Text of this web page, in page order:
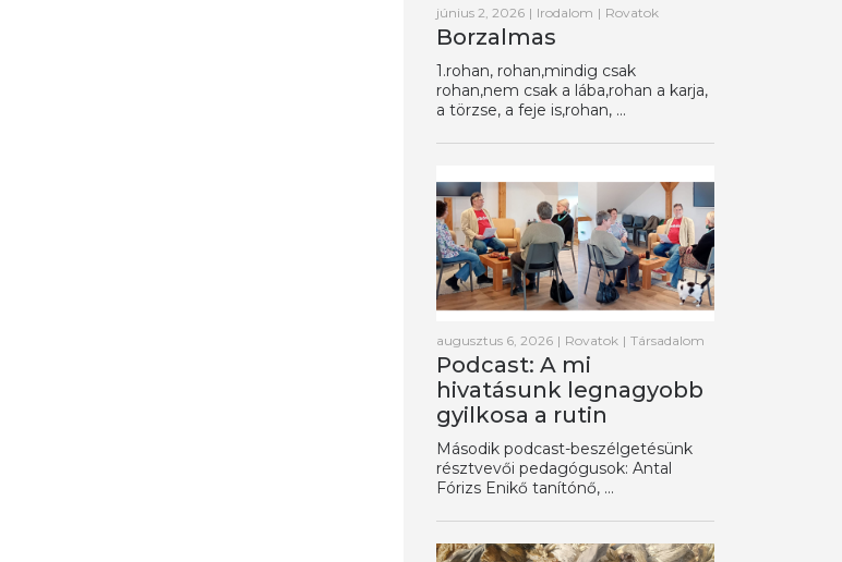
június 2, 2026 | Irodalom | Rovatok
Borzalmas
1.rohan, rohan,mindig csak
rohan,nem csak a lába,rohan a karja,
a törzse, a feje is,rohan, ...
augusztus 6, 2026 | Rovatok | Társadalom
Podcast: A mi
hivatásunk legnagyobb
gyilkosa a rutin
Második podcast-beszélgetésünk
résztvevői pedagógusok: Antal
Fórizs Enikő tanítónő, ...